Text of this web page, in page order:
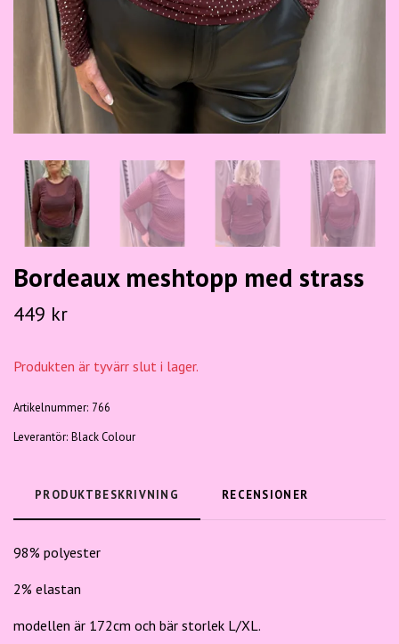
Bordeaux meshtopp med strass
449 kr
Produkten är tyvärr slut i lager.
Artikelnummer: 766
Leverantör: Black Colour
PRODUKTBESKRIVNING RECENSIONER
98% polyester
2% elastan
modellen är 172cm och bär storlek L/XL.